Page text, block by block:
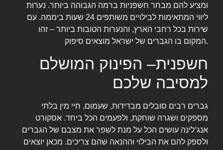
ומציע להם מבחר חשפניות ברמה הגבוהה ביותר. נערות
ליווי המתאימות לבילויים משותפים 24 שעות ביממה. עם
שירות בכל רחבי הארץ, והנערות הטובות ביותר – זהו
המקום בו הגברים של ישראל מוצאים סיפוק.
חשפנית– הפינוק המושלם
למסיבה שלכם
גברים רבים סובלים מבדידות, שעמום, חיי מין בלתי
מספקים ושגרה שוחקת, ולפעמים הכל ביחד. אסקורט
אנג‘לינה עושים הכל על מנת לשפר את מצבם של הגברים
ולספק להם את הבילוי וההנאה שהם צריכים. מכאן יוצאים